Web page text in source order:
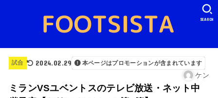
SEARCH
試合 2024.02.29 本ページはプロモーションが含まれています
ケン
ミランVSユベントスのテレビ放送・ネット中